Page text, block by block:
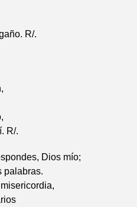
R/.
R/.
Dios mío;
palabras.